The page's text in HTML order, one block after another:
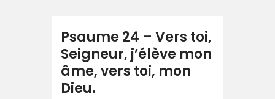
Nous aider
Psaume 24 – Vers toi,
Seigneur, j’élève mon
âme, vers toi, mon
Dieu.